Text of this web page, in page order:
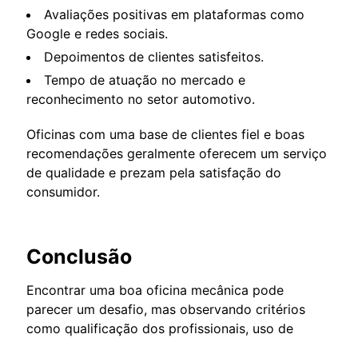
Avaliações positivas em plataformas como
Google e redes sociais.
Depoimentos de clientes satisfeitos.
Tempo de atuação no mercado e
reconhecimento no setor automotivo.
Oficinas com uma base de clientes fiel e boas
recomendações geralmente oferecem um serviço
de qualidade e prezam pela satisfação do
consumidor.
Conclusão
Encontrar uma boa oficina mecânica pode
parecer um desafio, mas observando critérios
como qualificação dos profissionais, uso de